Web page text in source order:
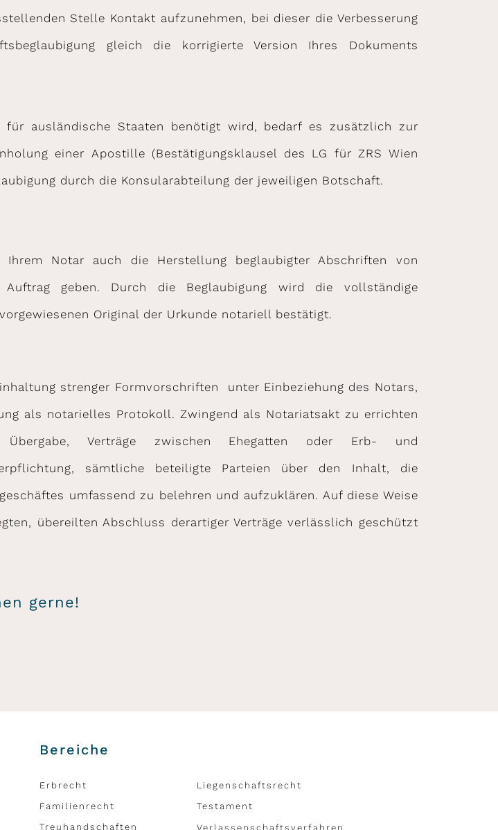
Stelle Kontakt aufzunehmen, bei dieser die Verbesserung
gleich die korrigierte Version Ihres Dokuments
ausländische Staaten benötigt wird, bedarf es zusätzlich zur
einer Apostille (Bestätigungsklausel des LG für ZRS Wien
durch die Konsularabteilung der jeweiligen Botschaft.
Notar auch die Herstellung beglaubigter Abschriften von
geben. Durch die Beglaubigung wird die vollständige
Original der Urkunde notariell bestätigt.
strenger Formvorschriften unter Einbeziehung des Notars,
als notarielles Protokoll. Zwingend als Notariatsakt zu errichten
Verträge zwischen Ehegatten oder Erb- und
sämtliche beteiligte Parteien über den Inhalt, die
umfassend zu belehren und aufzuklären. Auf diese Weise
übereilten Abschluss derartiger Verträge verlässlich geschützt
gerne!
Bereiche
Erbrecht
Familienrecht
Treuhandschaften
Liegenschaftsrecht
Testament
Verlassenschaftsverfahren